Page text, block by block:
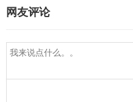
网友评论